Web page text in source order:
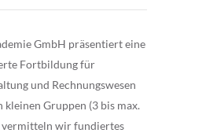
GmbH präsentiert eine
Fortbildung für
und Rechnungswesen
kleinen Gruppen (3 bis max.
vermitteln wir fundiertes